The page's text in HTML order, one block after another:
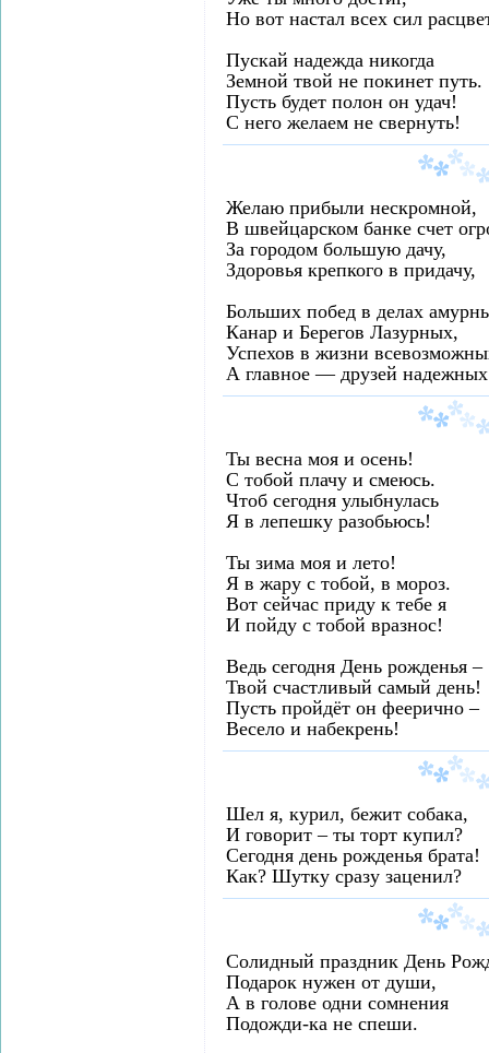
Но вот настал всех сил
Пускай надежда никогда
Земной твой не покинет путь.
Пусть будет полон он удач!
С него желаем не свернуть!
Желаю прибыли нескромной,
В швейцарском банке счет
За городом большую дачу,
Здоровья крепкого в придачу,
Больших побед в делах
Канар и Берегов Лазурных,
Успехов в жизни
А главное — друзей
Ты весна моя и осень!
С тобой плачу и смеюсь.
Чтоб сегодня улыбнулась
Я в лепешку разобьюсь!
Ты зима моя и лето!
Я в жару с тобой, в мороз.
Вот сейчас приду к тебе я
И пойду с тобой вразнос!
Ведь сегодня День рожденья –
Твой счастливый самый день!
Пусть пройдёт он феерично –
Весело и набекрень!
Шел я, курил, бежит собака,
И говорит – ты торт купил?
Сегодня день рожденья брата!
Как? Шутку сразу заценил?
Солидный праздник День
Подарок нужен от души,
А в голове одни сомнения
Подожди-ка не спеши.